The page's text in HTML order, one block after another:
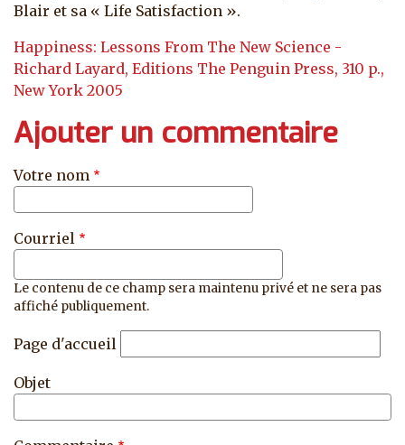
Blair et sa « Life Satisfaction ».
Happiness: Lessons From The New Science -
Richard Layard, Editions The Penguin Press, 310 p.,
New York 2005
Ajouter un commentaire
Votre nom
Courriel
Le contenu de ce champ sera maintenu privé et ne sera pas
affiché publiquement.
Page d'accueil
Objet